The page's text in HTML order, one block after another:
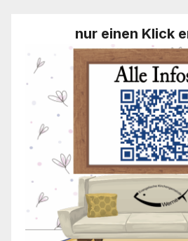
nur einen Klick